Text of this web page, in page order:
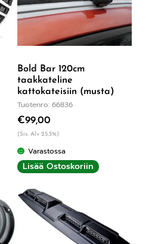
Bold Bar 120cm
taakkateline
kattokateisiin (musta)
Tuotenro: 66836
€99,00
(Sis. Alv 25,5%)
Varastossa
Lisää Ostoskoriin